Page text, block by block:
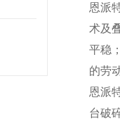
恩派
术及
平稳
的劳
恩派
台破